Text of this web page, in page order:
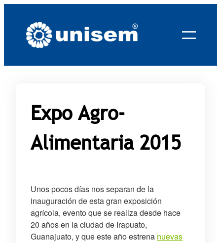
contenido
Expo Agro-
Alimentaria 2015
Unos pocos días nos separan de la
inauguración de esta gran exposición
agrícola, evento que se realiza desde hace
20 años en la ciudad de Irapuato,
Guanajuato, y que este año estrena nuevas